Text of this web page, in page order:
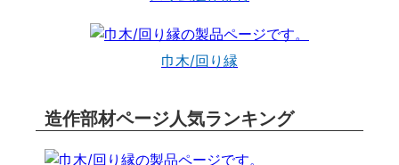
巾木/回り縁
造作部材ページ人気ランキング